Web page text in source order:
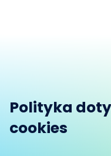
Polityka
cookies